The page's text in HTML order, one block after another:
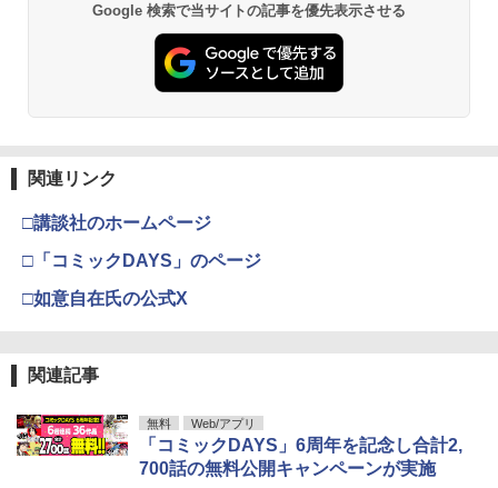
￥3,500
5
【楽天ブックス限定特典】原かれん 1st
かれん ]
6年8月5日発売] [雑誌]
￥400
4
ス)
￥1,131
5
メダリスト（１５） (アフタヌーンコミ
￥572
5 五時
￥3,630
4
￥3,822
Google 検索で当サイトの記事を優先表示させる
関連リンク
□講談社のホームページ
□「コミックDAYS」のページ
□如意自在氏の公式X
関連記事
無料 Web/アプリ
「コミックDAYS」6周年を記念し合計2,
700話の無料公開キャンペーンが実施